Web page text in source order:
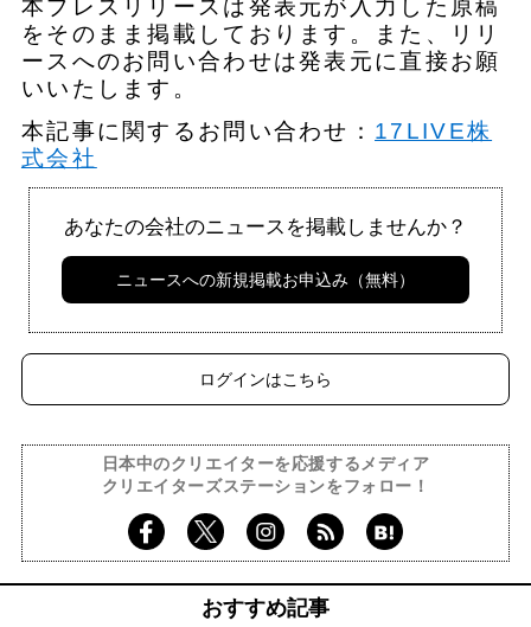
本プレスリリースは発表元が入力した原稿
をそのまま掲載しております。また、リリ
ースへのお問い合わせは発表元に直接お願
いいたします。
本記事に関するお問い合わせ： 17LIVE株
式会社
あなたの会社のニュースを掲載しませんか？
ニュースへの新規掲載お申込み（無料）
ログインはこちら
日本中のクリエイターを応援するメディア
クリエイターズステーションをフォロー！
おすすめ記事